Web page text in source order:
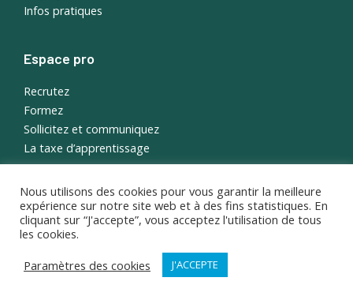
Infos pratiques
Espace pro
Recrutez
Formez
Sollicitez et communiquez
La taxe d’apprentissage
English
Portail étudiant
© 2026 ISEMA, tous droits réservés ·Crédits et mentions légales
Politique de protection des données
Nous utilisons des cookies pour vous garantir la meilleure
expérience sur notre site web et à des fins statistiques. En
cliquant sur “J'accepte”, vous acceptez l'utilisation de tous
les cookies.
Paramètres des cookies
J'ACCEPTE